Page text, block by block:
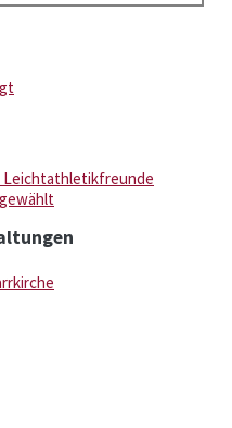
Leichtathletikfreunde